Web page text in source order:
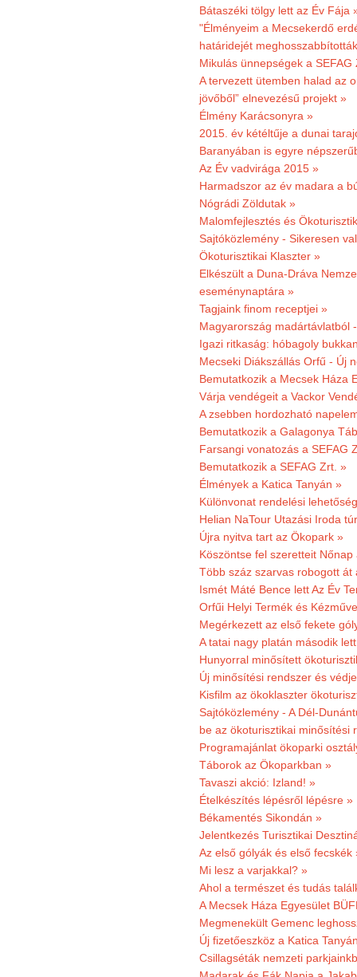
Bátaszéki tölgy lett az Év Fája
"Élményeim a Mecsekerdő
határidejét
Mikulás ünnepségek a SEFAG
A tervezett ütemben halad az
jövőből” elnevezésű projekt »
Élmény Karácsonyra »
2015. év kétéltűje a dunai
Baranyában is egyre
Az Év vadvirága 2015 »
Harmadszor az év madara a
Nógrádi Zöldutak »
Malomfejlesztés és
Sajtóközlemény - Sikeresen
Ökoturisztikai Klaszter »
Elkészült a Duna-Dráva
eseménynaptára »
Tagjaink finom receptjei »
Magyarország madártávlatból
Igazi ritkaság: hóbagoly
Mecseki Diákszállás Orfű - Új
Bemutatkozik a Mecsek Háza
Várja vendégeit a Vackor
A zsebben hordozható
Bemutatkozik a Galagonya
Farsangi vonatozás a SEFAG
Bemutatkozik a SEFAG Zrt. »
Élmények a Katica Tanyán »
Különvonat rendelési
Helian NaTour Utazási Iroda
Újra nyitva tart az Ökopark »
Köszöntse fel szeretteit
Több száz szarvas robogott át
Ismét Máté Bence lett Az Év
Orfűi Helyi Termék és
Megérkezett az első fekete
A tatai nagy platán második
Hunyorral minősített
Új minősítési rendszer és
Kisfilm az ökoklaszter
Sajtóközlemény - A Dél-
be az ökoturisztikai minősítési
Programajánlat ökoparki
Táborok az Ökoparkban »
Tavaszi akció: Izland! »
Ételkészítés lépésről lépésre »
Békamentés Sikondán »
Jelentkezés Turisztikai
Az első gólyák és első fecskék
Mi lesz a varjakkal? »
Ahol a természet és tudás
A Mecsek Háza Egyesület
Megmenekült Gemenc
Új fizetőeszköz a Katica
Csillagséták nemzeti